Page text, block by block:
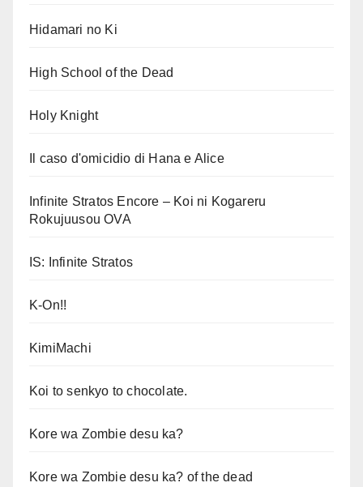
Hidamari no Ki
High School of the Dead
Holy Knight
Il caso d'omicidio di Hana e Alice
Infinite Stratos Encore – Koi ni Kogareru
Rokujuusou OVA
IS: Infinite Stratos
K-On!!
KimiMachi
Koi to senkyo to chocolate.
Kore wa Zombie desu ka?
Kore wa Zombie desu ka? of the dead